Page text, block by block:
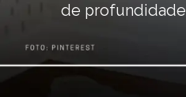
de profundidade